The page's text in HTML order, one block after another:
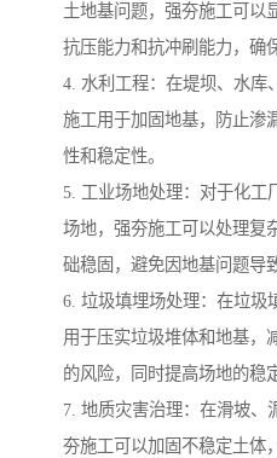
土地基问题，强夯施工可以
抗压能力和抗冲刷能力，确
4. 水利工程：在堤坝、水库
施工用于加固地基，防止渗
性和稳定性。
5. 工业场地处理：对于化工
场地，强夯施工可以处理复
础稳固，避免因地基问题导
6. 垃圾填埋场处理：在垃圾
用于压实垃圾堆体和地基，
的风险，同时提高场地的稳
7. 地质灾害治理：在滑坡、
夯施工可以加固不稳定土体